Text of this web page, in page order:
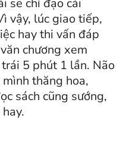
sẽ chỉ đạo cái
vậy, lúc giao tiếp,
hay thi vấn đáp
chương xem
5 phút 1 lần. Não
thăng hoa,
sách cũng sướng,